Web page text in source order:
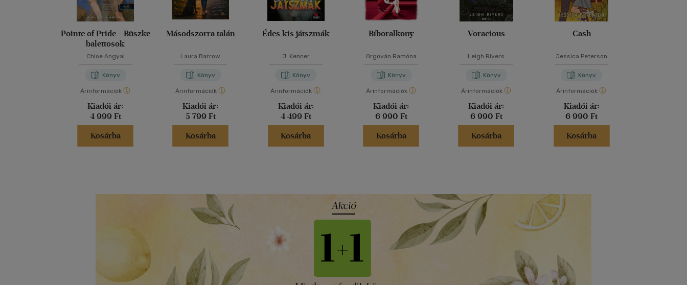
Pointe of Pride - Büszke
balettosok
Chloe Angyal
Könyv
Árinformációk
Kiadói ár:
4 999 Ft
Kosárba
Másodszorra talán
Laura Barrow
Könyv
Árinformációk
Kiadói ár:
5 799 Ft
Kosárba
Édes kis játszmák
J. Kenner
Könyv
Árinformációk
Kiadói ár:
4 499 Ft
Kosárba
Bíboralkony
Orgován Ramóna
Könyv
Árinformációk
Kiadói ár:
6 990 Ft
Kosárba
Voracious
Leigh Rivers
Könyv
Árinformációk
Kiadói ár:
6 990 Ft
Kosárba
Cash
Jessica Peterson
Könyv
Árinformációk
Kiadói ár:
6 990 Ft
Kosárba